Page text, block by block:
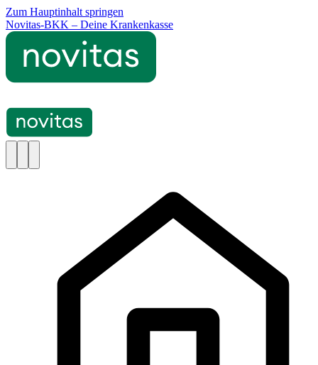
Zum Hauptinhalt springen
Novitas-BKK – Deine Krankenkasse